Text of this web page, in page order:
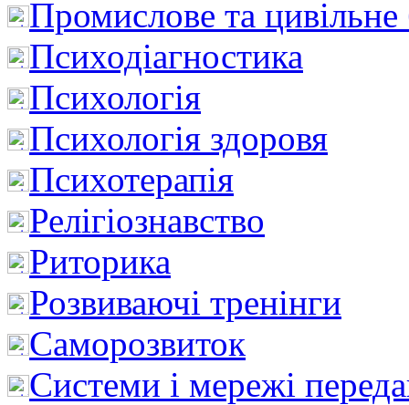
Промислове та цивільне
Психодіагностика
Психологія
Психологія здоровя
Психотерапія
Релігіознавство
Риторика
Розвиваючі тренінги
Саморозвиток
Системи і мережі